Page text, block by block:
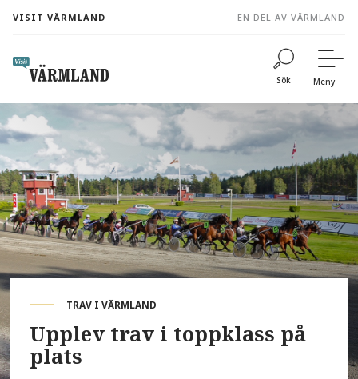
content
VISIT VÄRMLAND EN DEL AV VÄRMLAND
Sök Meny
TRAV I VÄRMLAND
Upplev trav i toppklass på
plats